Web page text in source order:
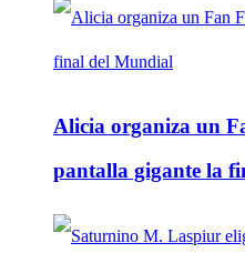
Alicia organiza un
pantalla gigante la